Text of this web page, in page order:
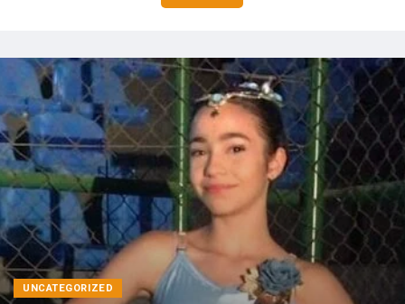
UNCATEGORIZED